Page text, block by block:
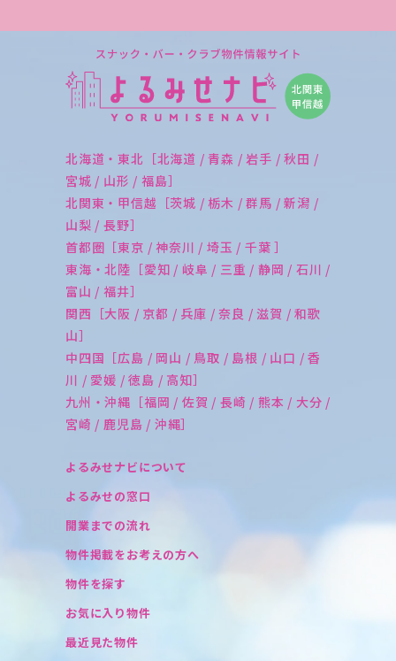
北海道・東北［北海道 / 青森 / 岩手 / 秋田 /
宮城 / 山形 / 福島］
北関東・甲信越［茨城 / 栃木 / 群馬 / 新潟 /
山梨 / 長野］
首都圏［東京 / 神奈川 / 埼玉 / 千葉 ］
東海・北陸［愛知 / 岐阜 / 三重 / 静岡 / 石川 /
富山 / 福井］
関西［大阪 / 京都 / 兵庫 / 奈良 / 滋賀 / 和歌
山］
中四国［広島 / 岡山 / 鳥取 / 島根 / 山口 / 香
川 / 愛媛 / 徳島 / 高知］
九州・沖縄［福岡 / 佐賀 / 長崎 / 熊本 / 大分 /
宮崎 / 鹿児島 / 沖縄］
よるみせナビについて
よるみせの窓口
開業までの流れ
物件掲載をお考えの方へ
物件を探す
お気に入り物件
最近見た物件